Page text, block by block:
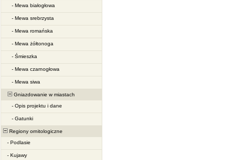
- Mewa białogłowa
- Mewa srebrzysta
- Mewa romańska
- Mewa żółtonoga
- Śmieszka
- Mewa czarnogłowa
- Mewa siwa
Gniazdowanie w miastach
- Opis projektu i dane
- Gatunki
Regiony ornitologiczne
- Podlasie
- Kujawy